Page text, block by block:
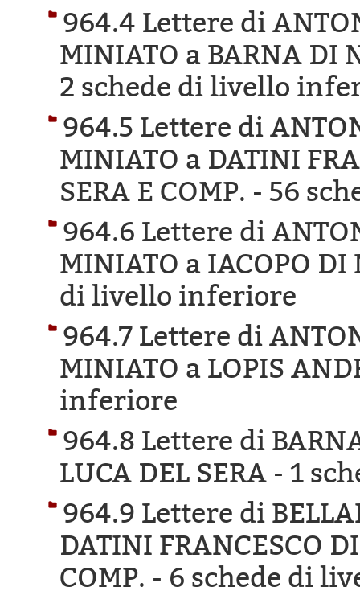
964.4 Lettere di
MINIATO a BARNA DI
2 schede di livello
964.5 Lettere di
MINIATO a DATINI
SERA E COMP. - 56
964.6 Lettere di
MINIATO a IACOPO DI
di livello inferiore
964.7 Lettere di
MINIATO a LOPIS
inferiore
964.8 Lettere di
LUCA DEL SERA - 1
964.9 Lettere di
DATINI FRANCESCO
COMP. - 6 schede di